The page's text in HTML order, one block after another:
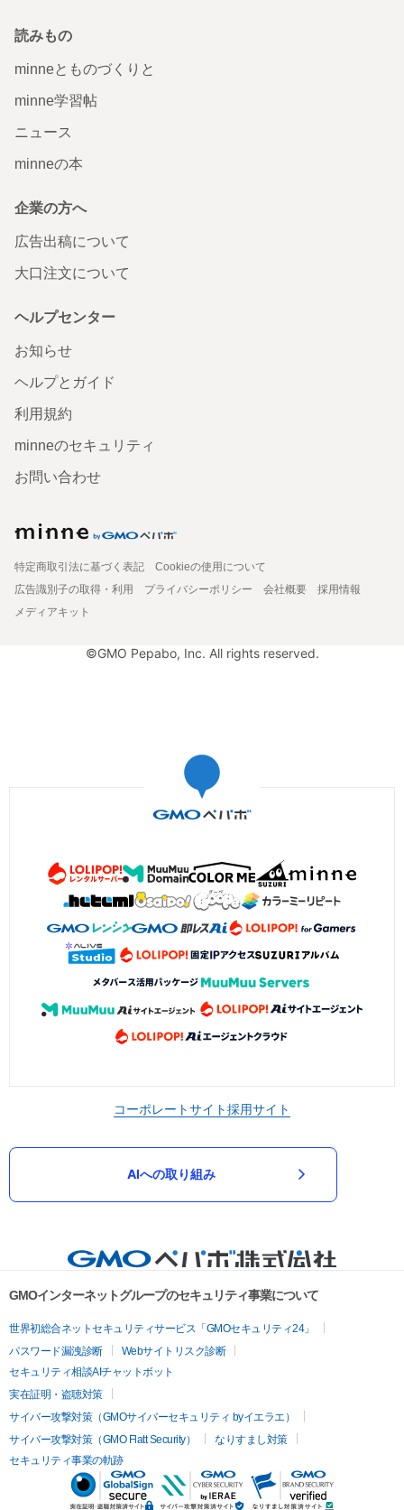
読みもの
minneとものづくりと
minne学習帖
ニュース
minneの本
企業の方へ
広告出稿について
大口注文について
ヘルプセンター
お知らせ
ヘルプとガイド
利用規約
minneのセキュリティ
お問い合わせ
特定商取引法に基づく表記
Cookieの使用について
広告識別子の取得・利用
プライバシーポリシー 会社概要
採用情報
メディアキット
©GMO Pepabo, Inc. All rights reserved.
コーポレートサイト採用サイト
AIへの取り組み
GMOインターネットグループのセキュリティ事業について
世界初総合ネットセキュリティサービス「GMOセキュリティ24」
パスワード漏洩診断
Webサイトリスク診断
セキュリティ相談AIチャットボット
実在証明・盗聴対策
サイバー攻撃対策（GMOサイバーセキュリティ byイエラエ）
サイバー攻撃対策（GMO Flatt Security）
なりすまし対策
セキュリティ事業の軌跡